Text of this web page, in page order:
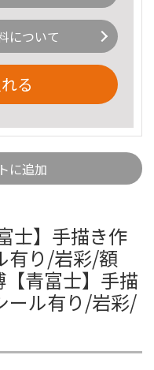
について
る
に追加
士】手描き作
有り/岩彩/額
青富士】手描
ール有り/岩彩/